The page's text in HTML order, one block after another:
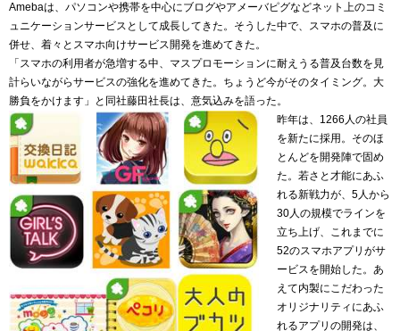
Amebaは、パソコンや携帯を中心にブログやアメーバピグなどネット上のコミ
ュニケーションサービスとして成長してきた。そうした中で、スマホの普及に
併せ、着々とスマホ向けサービス開発を進めてきた。
「スマホの利用者が急増する中、マスプロモーションに耐えうる普及台数を見
計らいながらサービスの強化を進めてきた。ちょうど今がそのタイミング。大
勝負をかけます」と同社藤田社長は、意気込みを語った。
昨年は、1266人の社員
を新たに採用。そのほ
とんどを開発陣で固め
た。若さと才能にあふ
れる新戦力が、5人から
30人の規模でラインを
立ち上げ、これまでに
52のスマホアプリがサ
ービスを開始した。あ
えて内製にこだわった
オリジナリティにあふ
れるアプリの開発は、